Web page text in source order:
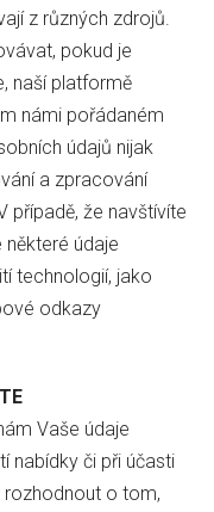
z různých zdrojů.
pokud je
naší platformě
námi pořádaném
údajů nijak
a zpracování
případě, že navštívíte
údaje
technologií, jako
odkazy
Vaše údaje
nabídky či při účasti
o tom,